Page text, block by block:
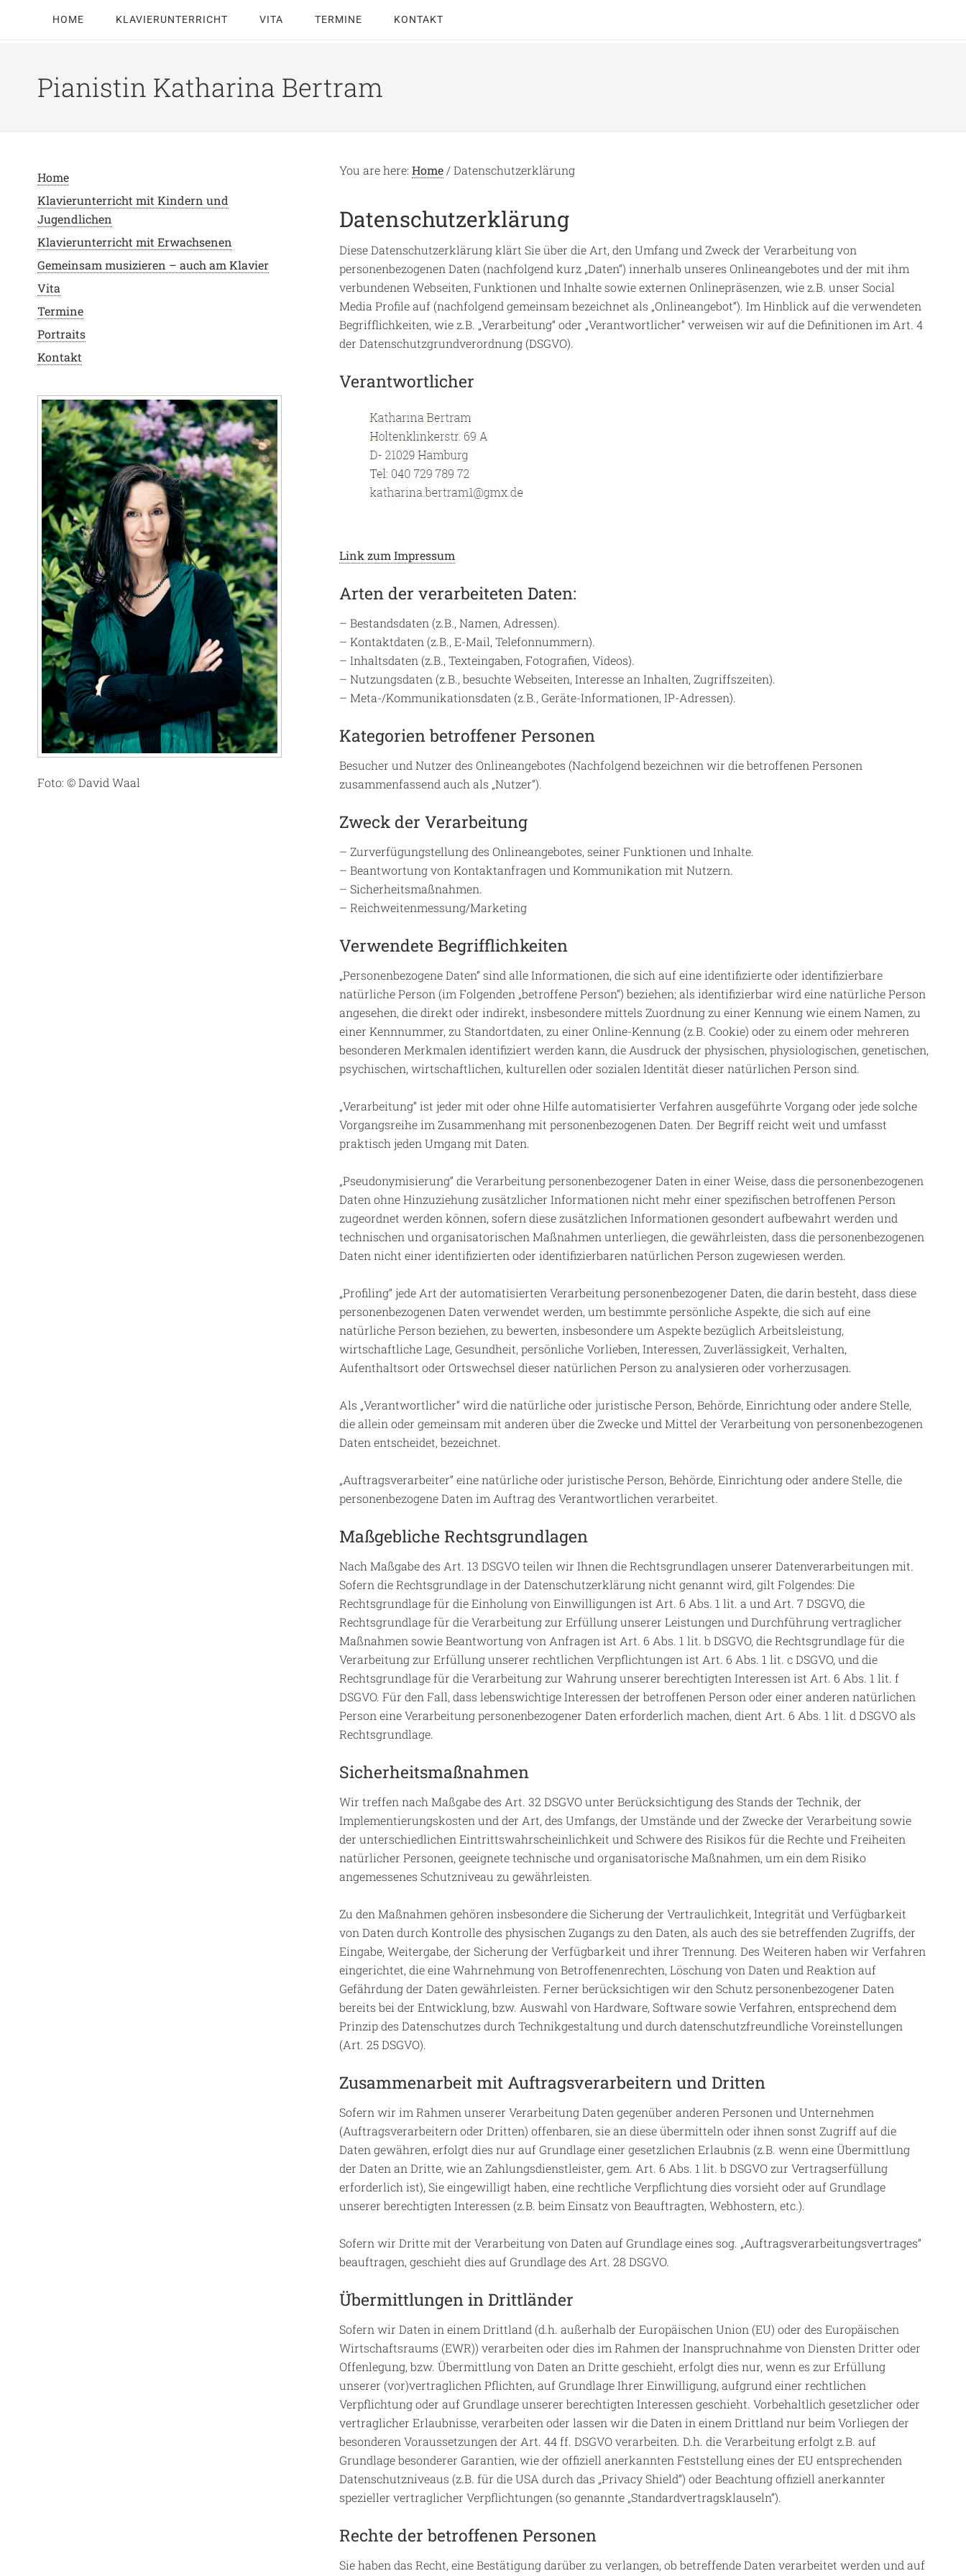
HOME KLAVIERUNTERRICHT VITA TERMINE KONTAKT
Pianistin Katharina Bertram
You are here: Home /Datenschutzerklärung
Datenschutzerklärung
Diese Datenschutzerklärung klärt Sie über die Art, den Umfang und Zweck der Verarbeitung von
personenbezogenen Daten (nachfolgend kurz „Daten“) innerhalb unseres Onlineangebotes und der mit ihm
verbundenen Webseiten, Funktionen und Inhalte sowie externen Onlinepräsenzen, wie z.B. unser Social
Media Profile auf (nachfolgend gemeinsam bezeichnet als „Onlineangebot“). Im Hinblick auf die verwendeten
Begrifflichkeiten, wie z.B. „Verarbeitung“ oder „Verantwortlicher“ verweisen wir auf die Definitionen im Art. 4
der Datenschutzgrundverordnung (DSGVO).
Verantwortlicher
Link zum Impressum
Arten der verarbeiteten Daten:
– Bestandsdaten (z.B., Namen, Adressen).
– Kontaktdaten (z.B., E-Mail, Telefonnummern).
– Inhaltsdaten (z.B., Texteingaben, Fotografien, Videos).
– Nutzungsdaten (z.B., besuchte Webseiten, Interesse an Inhalten, Zugriffszeiten).
– Meta-/Kommunikationsdaten (z.B., Geräte-Informationen, IP-Adressen).
Kategorien betroffener Personen
Besucher und Nutzer des Onlineangebotes (Nachfolgend bezeichnen wir die betroffenen Personen
zusammenfassend auch als „Nutzer“).
Zweck der Verarbeitung
– Zurverfügungstellung des Onlineangebotes, seiner Funktionen und Inhalte.
– Beantwortung von Kontaktanfragen und Kommunikation mit Nutzern.
– Sicherheitsmaßnahmen.
– Reichweitenmessung/Marketing
Verwendete Begrifflichkeiten
„Personenbezogene Daten“ sind alle Informationen, die sich auf eine identifizierte oder identifizierbare
natürliche Person (im Folgenden „betroffene Person“) beziehen; als identifizierbar wird eine natürliche Person
angesehen, die direkt oder indirekt, insbesondere mittels Zuordnung zu einer Kennung wie einem Namen, zu
einer Kennnummer, zu Standortdaten, zu einer Online-Kennung (z.B. Cookie) oder zu einem oder mehreren
besonderen Merkmalen identifiziert werden kann, die Ausdruck der physischen, physiologischen, genetischen,
psychischen, wirtschaftlichen, kulturellen oder sozialen Identität dieser natürlichen Person sind.
„Verarbeitung“ ist jeder mit oder ohne Hilfe automatisierter Verfahren ausgeführte Vorgang oder jede solche
Vorgangsreihe im Zusammenhang mit personenbezogenen Daten. Der Begriff reicht weit und umfasst
praktisch jeden Umgang mit Daten.
„Pseudonymisierung“ die Verarbeitung personenbezogener Daten in einer Weise, dass die personenbezogenen
Daten ohne Hinzuziehung zusätzlicher Informationen nicht mehr einer spezifischen betroffenen Person
zugeordnet werden können, sofern diese zusätzlichen Informationen gesondert aufbewahrt werden und
technischen und organisatorischen Maßnahmen unterliegen, die gewährleisten, dass die personenbezogenen
Daten nicht einer identifizierten oder identifizierbaren natürlichen Person zugewiesen werden.
„Profiling“ jede Art der automatisierten Verarbeitung personenbezogener Daten, die darin besteht, dass diese
personenbezogenen Daten verwendet werden, um bestimmte persönliche Aspekte, die sich auf eine
natürliche Person beziehen, zu bewerten, insbesondere um Aspekte bezüglich Arbeitsleistung,
wirtschaftliche Lage, Gesundheit, persönliche Vorlieben, Interessen, Zuverlässigkeit, Verhalten,
Aufenthaltsort oder Ortswechsel dieser natürlichen Person zu analysieren oder vorherzusagen.
Als „Verantwortlicher“ wird die natürliche oder juristische Person, Behörde, Einrichtung oder andere Stelle,
die allein oder gemeinsam mit anderen über die Zwecke und Mittel der Verarbeitung von personenbezogenen
Daten entscheidet, bezeichnet.
„Auftragsverarbeiter“ eine natürliche oder juristische Person, Behörde, Einrichtung oder andere Stelle, die
personenbezogene Daten im Auftrag des Verantwortlichen verarbeitet.
Maßgebliche Rechtsgrundlagen
Nach Maßgabe des Art. 13 DSGVO teilen wir Ihnen die Rechtsgrundlagen unserer Datenverarbeitungen mit.
Sofern die Rechtsgrundlage in der Datenschutzerklärung nicht genannt wird, gilt Folgendes: Die
Rechtsgrundlage für die Einholung von Einwilligungen ist Art. 6 Abs. 1 lit. a und Art. 7 DSGVO, die
Rechtsgrundlage für die Verarbeitung zur Erfüllung unserer Leistungen und Durchführung vertraglicher
Maßnahmen sowie Beantwortung von Anfragen ist Art. 6 Abs. 1 lit. b DSGVO, die Rechtsgrundlage für die
Verarbeitung zur Erfüllung unserer rechtlichen Verpflichtungen ist Art. 6 Abs. 1 lit. c DSGVO, und die
Rechtsgrundlage für die Verarbeitung zur Wahrung unserer berechtigten Interessen ist Art. 6 Abs. 1 lit. f
DSGVO. Für den Fall, dass lebenswichtige Interessen der betroffenen Person oder einer anderen natürlichen
Person eine Verarbeitung personenbezogener Daten erforderlich machen, dient Art. 6 Abs. 1 lit. d DSGVO als
Rechtsgrundlage.
Sicherheitsmaßnahmen
Wir treffen nach Maßgabe des Art. 32 DSGVO unter Berücksichtigung des Stands der Technik, der
Implementierungskosten und der Art, des Umfangs, der Umstände und der Zwecke der Verarbeitung sowie
der unterschiedlichen Eintrittswahrscheinlichkeit und Schwere des Risikos für die Rechte und Freiheiten
natürlicher Personen, geeignete technische und organisatorische Maßnahmen, um ein dem Risiko
angemessenes Schutzniveau zu gewährleisten.
Zu den Maßnahmen gehören insbesondere die Sicherung der Vertraulichkeit, Integrität und Verfügbarkeit
von Daten durch Kontrolle des physischen Zugangs zu den Daten, als auch des sie betreffenden Zugriffs, der
Eingabe, Weitergabe, der Sicherung der Verfügbarkeit und ihrer Trennung. Des Weiteren haben wir Verfahren
eingerichtet, die eine Wahrnehmung von Betroffenenrechten, Löschung von Daten und Reaktion auf
Gefährdung der Daten gewährleisten. Ferner berücksichtigen wir den Schutz personenbezogener Daten
bereits bei der Entwicklung, bzw. Auswahl von Hardware, Software sowie Verfahren, entsprechend dem
Prinzip des Datenschutzes durch Technikgestaltung und durch datenschutzfreundliche Voreinstellungen
(Art. 25 DSGVO).
Zusammenarbeit mit Auftragsverarbeitern und Dritten
Sofern wir im Rahmen unserer Verarbeitung Daten gegenüber anderen Personen und Unternehmen
(Auftragsverarbeitern oder Dritten) offenbaren, sie an diese übermitteln oder ihnen sonst Zugriff auf die
Daten gewähren, erfolgt dies nur auf Grundlage einer gesetzlichen Erlaubnis (z.B. wenn eine Übermittlung
der Daten an Dritte, wie an Zahlungsdienstleister, gem. Art. 6 Abs. 1 lit. b DSGVO zur Vertragserfüllung
erforderlich ist), Sie eingewilligt haben, eine rechtliche Verpflichtung dies vorsieht oder auf Grundlage
unserer berechtigten Interessen (z.B. beim Einsatz von Beauftragten, Webhostern, etc.).
Sofern wir Dritte mit der Verarbeitung von Daten auf Grundlage eines sog. „Auftragsverarbeitungsvertrages“
beauftragen, geschieht dies auf Grundlage des Art. 28 DSGVO.
Übermittlungen in Drittländer
Sofern wir Daten in einem Drittland (d.h. außerhalb der Europäischen Union (EU) oder des Europäischen
Wirtschaftsraums (EWR)) verarbeiten oder dies im Rahmen der Inanspruchnahme von Diensten Dritter oder
Offenlegung, bzw. Übermittlung von Daten an Dritte geschieht, erfolgt dies nur, wenn es zur Erfüllung
unserer (vor)vertraglichen Pflichten, auf Grundlage Ihrer Einwilligung, aufgrund einer rechtlichen
Verpflichtung oder auf Grundlage unserer berechtigten Interessen geschieht. Vorbehaltlich gesetzlicher oder
vertraglicher Erlaubnisse, verarbeiten oder lassen wir die Daten in einem Drittland nur beim Vorliegen der
besonderen Voraussetzungen der Art. 44 ff. DSGVO verarbeiten. D.h. die Verarbeitung erfolgt z.B. auf
Grundlage besonderer Garantien, wie der offiziell anerkannten Feststellung eines der EU entsprechenden
Datenschutzniveaus (z.B. für die USA durch das „Privacy Shield“) oder Beachtung offiziell anerkannter
spezieller vertraglicher Verpflichtungen (so genannte „Standardvertragsklauseln“).
Rechte der betroffenen Personen
Sie haben das Recht, eine Bestätigung darüber zu verlangen, ob betreffende Daten verarbeitet werden und auf
Home
Klavierunterricht mit Kindern und
Jugendlichen
Klavierunterricht mit Erwachsenen
Gemeinsam musizieren – auch am Klavier
Vita
Termine
Portraits
Kontakt
Foto: © David Waal